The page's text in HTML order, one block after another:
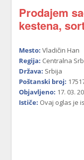
Prodajem
kestena,
Mesto: Vladičin Han
Regija: Centralna
Država: Srbija
Poštanski broj:
Objavljeno: 17. 03.
Ističe: Ovaj oglas je